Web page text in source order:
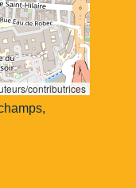
contributrices